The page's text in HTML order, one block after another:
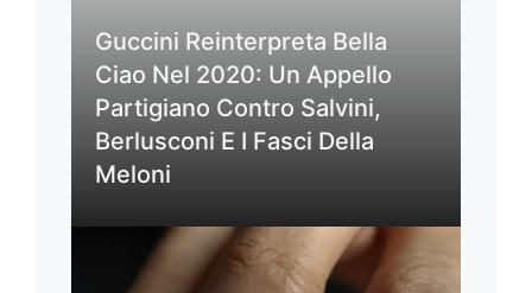
Guccini Reinterpreta Bella
Ciao Nel 2020: Un Appello
Partigiano Contro Salvini,
Berlusconi E I Fasci Della
Meloni